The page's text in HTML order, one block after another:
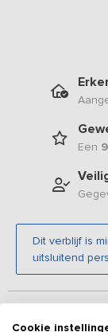
Een
Dit verblijf is
uitsluitend
Cookie